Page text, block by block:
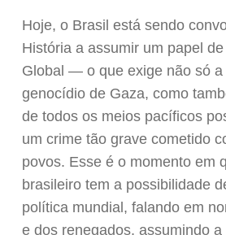
Hoje, o Brasil está sendo
História a assumir um papel
Global — o que exige não só a
genocídio de Gaza, como
de todos os meios pacíficos
um crime tão grave cometido
povos. Esse é o momento em
brasileiro tem a possibilidade
política mundial, falando em
e dos renegados, assumindo